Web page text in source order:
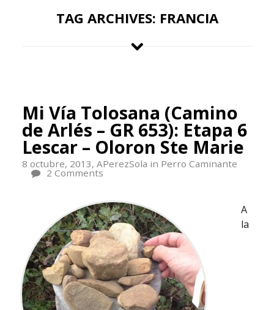
TAG ARCHIVES: FRANCIA
Mi Vía Tolosana (Camino
de Arlés – GR 653): Etapa 6
Lescar – Oloron Ste Marie
8 octubre, 2013, APerezSola in Perro Caminante
2 Comments
A
la